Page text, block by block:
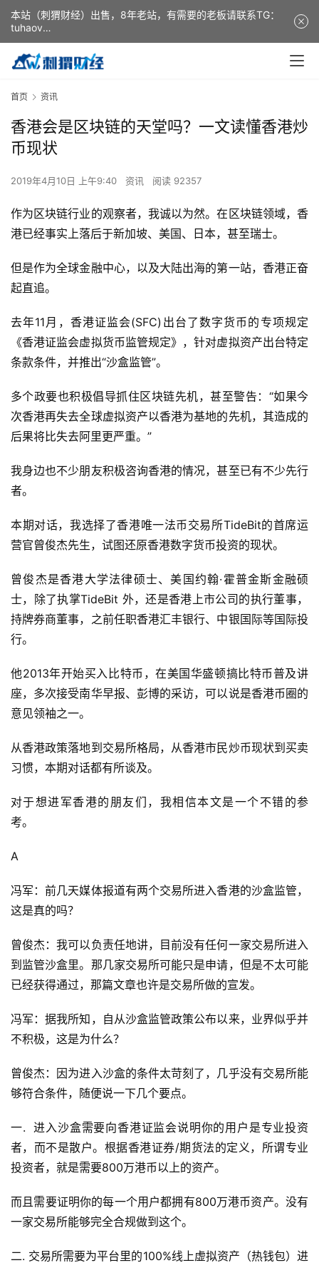
首页 资讯
香港会是区块链的天堂吗？一文读懂香港炒
币现状
2019年4月10日 上午9:40 资讯 阅读 92357
作为区块链行业的观察者，我诚以为然。在区块链领域，香
港已经事实上落后于新加坡、美国、日本，甚至瑞士。
但是作为全球金融中心，以及大陆出海的第一站，香港正奋
起直追。
去年11月，香港证监会(SFC)出台了数字货币的专项规定
《香港证监会虚拟货币监管规定》，针对虚拟资产出台特定
条款条件，并推出“沙盒监管”。
多个政要也积极倡导抓住区块链先机，甚至警告：“如果今
次香港再失去全球虚拟资产以香港为基地的先机，其造成的
后果将比失去阿里更严重。”
我身边也不少朋友积极咨询香港的情况，甚至已有不少先行
者。
本期对话，我选择了香港唯一法币交易所TideBit的首席运
营官曾俊杰先生，试图还原香港数字货币投资的现状。
曾俊杰是香港大学法律硕士、美国约翰·霍普金斯金融硕
士，除了执掌TideBit 外，还是香港上市公司的执行董事，
持牌券商董事，之前任职香港汇丰银行、中银国际等国际投
行。
他2013年开始买入比特币，在美国华盛顿搞比特币普及讲
座，多次接受南华早报、彭博的采访，可以说是香港币圈的
意见领袖之一。
从香港政策落地到交易所格局，从香港市民炒币现状到买卖
习惯，本期对话都有所谈及。
对于想进军香港的朋友们，我相信本文是一个不错的参
考。
A
冯军：前几天媒体报道有两个交易所进入香港的沙盒监管，
这是真的吗？
曾俊杰：我可以负责任地讲，目前没有任何一家交易所进入
到监管沙盒里。那几家交易所可能只是申请，但是不太可能
已经获得通过，那篇文章也许是交易所做的宣发。
冯军：据我所知，自从沙盒监管政策公布以来，业界似乎并
不积极，这是为什么？
曾俊杰：因为进入沙盒的条件太苛刻了，几乎没有交易所能
够符合条件，随便说一下几个要点。
一. 进入沙盒需要向香港证监会说明你的用户是专业投资
者，而不是散户。根据香港证券/期货法的定义，所谓专业
投资者，就是需要800万港币以上的资产。
而且需要证明你的每一个用户都拥有800万港币资产。没有
一家交易所能够完全合规做到这个。
二. 交易所需要为平台里的100%线上虚拟资产（热钱包）进
本站（刺猬财经）出售，8年老站，有需要的老板请联系TG：
tuhaov
This website (ciweicaijing) is for sale. It is a 8-year-old
website. If you need it, please contact TG: tuhaov